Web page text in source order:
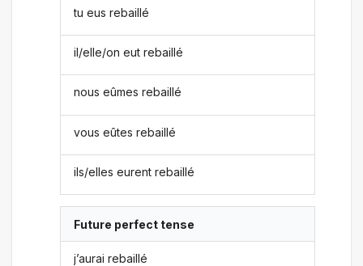
tu eus rebaillé
il/elle/on eut rebaillé
nous eûmes rebaillé
vous eûtes rebaillé
ils/elles eurent rebaillé
Future perfect tense
j’aurai rebaillé